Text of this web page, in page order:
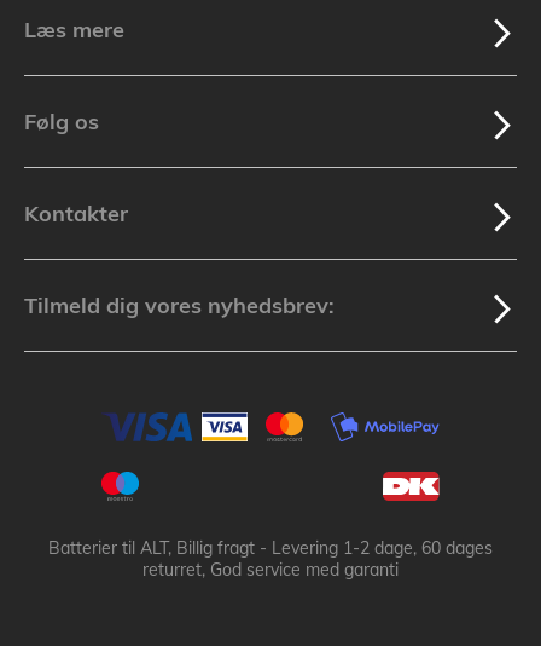
Læs mere
Følg os
Kontakter
Tilmeld dig vores nyhedsbrev:
Batterier til ALT, Billig fragt - Levering 1-2 dage, 60 dages
returret, God service med garanti